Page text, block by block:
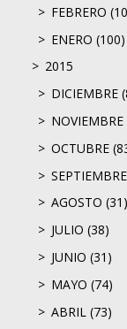
FEBRERO
ENERO (100)
2015
DICIEMBRE
OCTUBRE
AGOSTO (31)
JULIO (38)
JUNIO (31)
MAYO (74)
ABRIL (73)